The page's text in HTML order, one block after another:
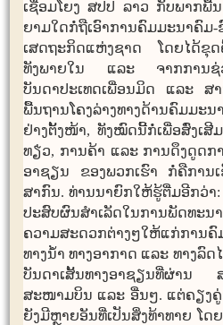
ເຊື່ອມ​ໂຍງ ສປປ ລາວ ກັບ​ພາກ​ພື້
ຍາມ​ໃດກໍ່ຖື​ເອົາ​ການ​ຄົມມະນາຄົ
ເສດຖະກິດ​ແຫ່ງ​ຊາດ ​ໂດຍ​ໄດ້​ຂຸດ​
ທັງ​ພາຍ​ໃນ ​ແລະ ຈາກ​ການ​ຊ່
ບັນດາ​ປະ​ເທດ​ເພື່ອນ​ມິດ ​ແລະ ສ
ພື້ນຖານ​ໂຄງ​ລ່າງ​ທາງ​ດ້ານ​ຄົມມ
ຢ່າງ​ຕັ້ງໜ້າ, ທັງໝົດນີ້​ກໍ່​ເພື່ອ​ສົ່ງ​ເສີ
ທຽ່ວ, ການ​ຄ້າ​ ແລະ​ ການ​ດຶງ​ດູດ​ກ
ອາຊຽນ ຂອງ​ພວກ​ເຮົາ​ ກໍ່ຄືການ​
ສາກົນ. ທ່ານ​ນາຍົກ​ໃຫ້​ຮູ້​ຕື່ມ​ອີກ​ວ່າ:
ປະສົບ​ຜົນສຳ​ເລັດ​ໃນ​ການ​ພັດທະນ
ຄວາມ​ສະດວກ​ຕ່າງໆ​ໃຫ້​ແກ່​ການ​
ທາງນ້ຳ ທາງ​ອາກາດ​ ແລະ​ ທາງ​ລົດ
ບັນດາ​ເສັ້ນທາງ​ອາຊຽນທີ່​ຜ່າ
ສະໜາມບິນ​ ແລະ ອື່ນໆ. ​ແຕ່​ຄຽງ
ຍັງ​ມີຫຼາຍອັນ​ທີ່​ເປັນ​ສິ່ງ​ທ້າ​ທາຍ ​ໂດ